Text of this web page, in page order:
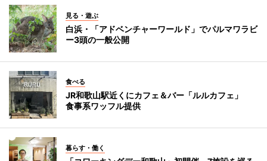
見る・遊ぶ
白浜・「アドベンチャーワールド」でパルマワラビ
ー3頭の一般公開
食べる
JR和歌山駅近くにカフェ＆バー「ルルカフェ」
食事系ワッフル提供
暮らす・働く